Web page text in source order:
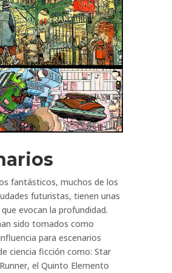
fantásticos, muchos de los
futuristas, tienen unas
evocan la profundidad.
sido tomados como
para escenarios
ciencia ficción como: Star
el Quinto Elemento